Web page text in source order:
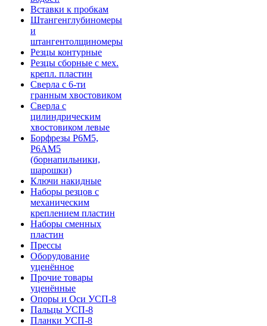
Вставки к пробкам
Штангенглубиномеры
и
штангентолщиномеры
Резцы контурные
Резцы сборные с мех.
крепл. пластин
Сверла с 6-ти
гранным хвостовиком
Сверла с
цилиндрическим
хвостовиком левые
Борфрезы Р6М5,
Р6АМ5
(борнапильники,
шарошки)
Ключи накидные
Наборы резцов с
механическим
креплением пластин
Наборы сменных
пластин
Прессы
Оборудование
уценённое
Прочие товары
уценённые
Опоры и Оси УСП-8
Пальцы УСП-8
Планки УСП-8